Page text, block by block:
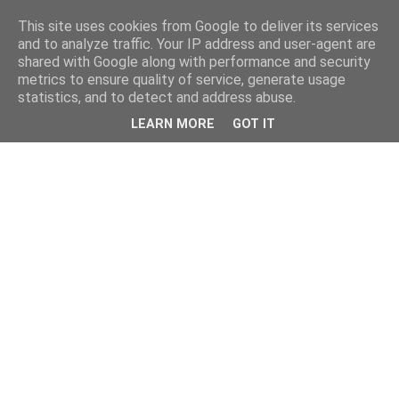
This site uses cookies from Google to deliver its services
and to analyze traffic. Your IP address and user-agent are
shared with Google along with performance and security
metrics to ensure quality of service, generate usage
statistics, and to detect and address abuse.
LEARN MORE GOT IT